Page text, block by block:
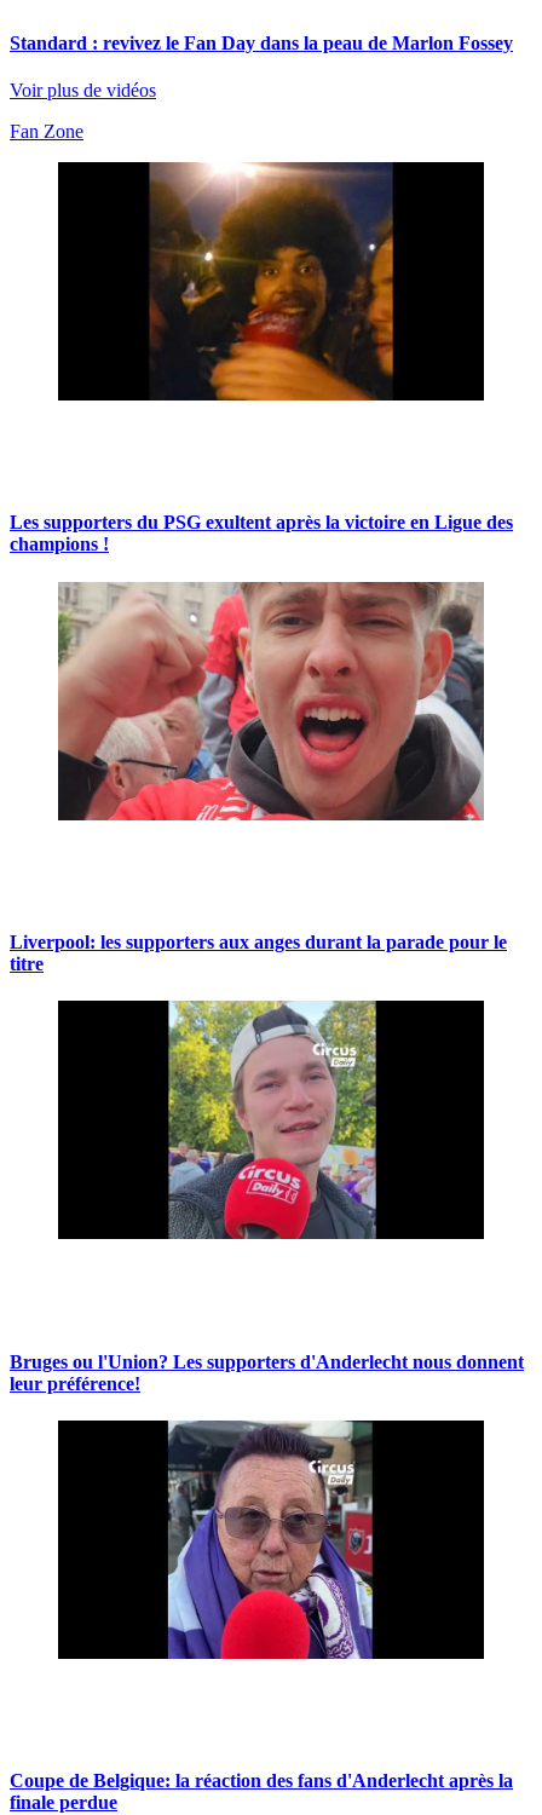
Standard : revivez le Fan Day dans la peau de Marlon Fossey
Voir plus de vidéos
Fan Zone
Les supporters du PSG exultent après la victoire en Ligue des
champions !
Liverpool: les supporters aux anges durant la parade pour le
titre
Bruges ou l'Union? Les supporters d'Anderlecht nous donnent
leur préférence!
Coupe de Belgique: la réaction des fans d'Anderlecht après la
finale perdue